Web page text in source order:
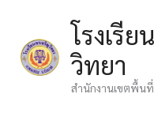
content
โรงเรี
วิทยา
สำนักงานเขตพื้น